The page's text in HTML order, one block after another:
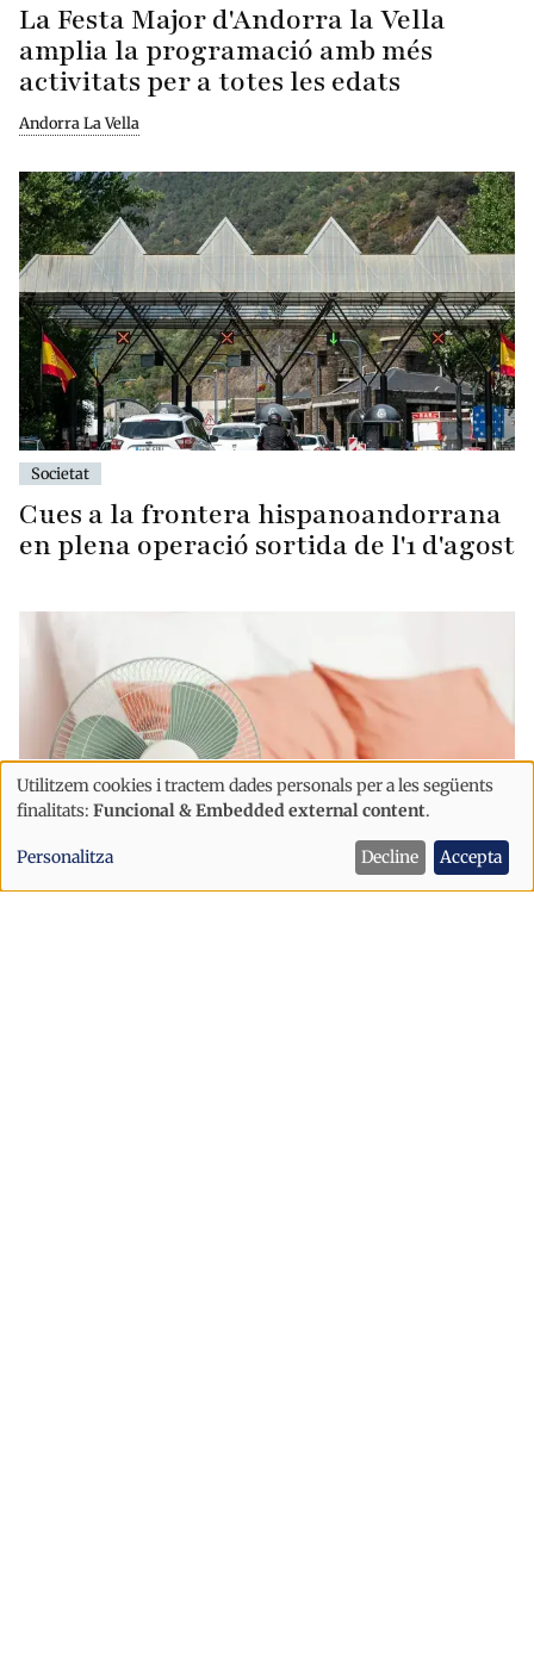
La Festa Major d'Andorra la Vella
amplia la programació amb més
activitats per a totes les edats
Andorra La Vella
Societat
Cues a la frontera hispanoandorrana
en plena operació sortida de l'1 d'agost
Ús
de
dades
Utilitzem cookies i tractem dades personals per a les següents
finalitats: Funcional & Embedded external content.
Personalitza Decline Accepta